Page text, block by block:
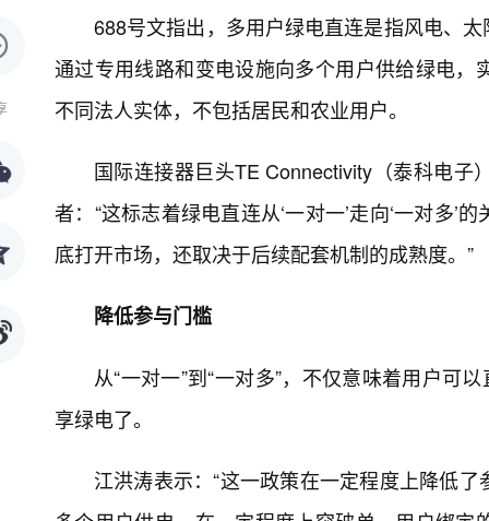
688号文指出，多用户绿电直连是指风电、
通过专用线路和变电设施向多个用户供给绿电
不同法人实体，不包括居民和农业用户。
国际连接器巨头TE Connectivity（泰科电
者：“这标志着绿电直连从‘一对一’走向‘一对多
底打开市场，还取决于后续配套机制的成熟度。”
降低参与门槛
从“一对一”到“一对多”，不仅意味着用户可
享绿电了。
江洪涛表示：“这一政策在一定程度上降低